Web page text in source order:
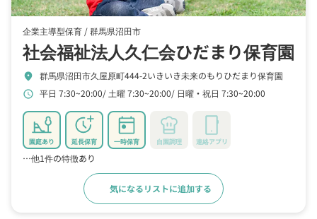
企業主導型保育 /群馬県沼田市
社会福祉法人久仁会ひだまり保育園
location_on 群馬県沼田市久屋原町444-2いきいき未来のもりひだまり保育園
schedule 平日 7:30~20:00 土曜 7:30~20:00 日曜・祝日 7:30~20:00
園庭あり 延長保育 一時保育 自園調理 連絡アプリ
…他1件の特徴あり
気になるリストに追加する